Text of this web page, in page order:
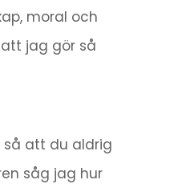
moral och
jag gör så
så att du aldrig
såg jag hur